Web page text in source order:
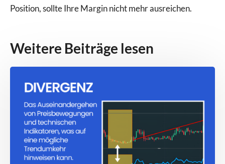
Position, sollte Ihre Margin nicht mehr ausreichen.
Weitere Beiträge lesen